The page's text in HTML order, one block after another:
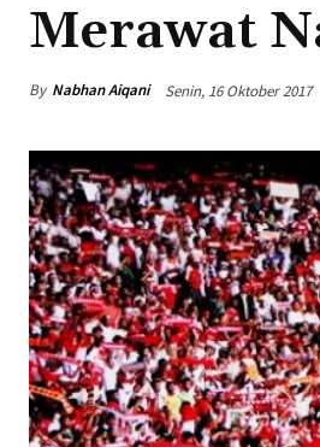
Merawat
By Nabhan Aiqani Senin, 16 Oktober 2017